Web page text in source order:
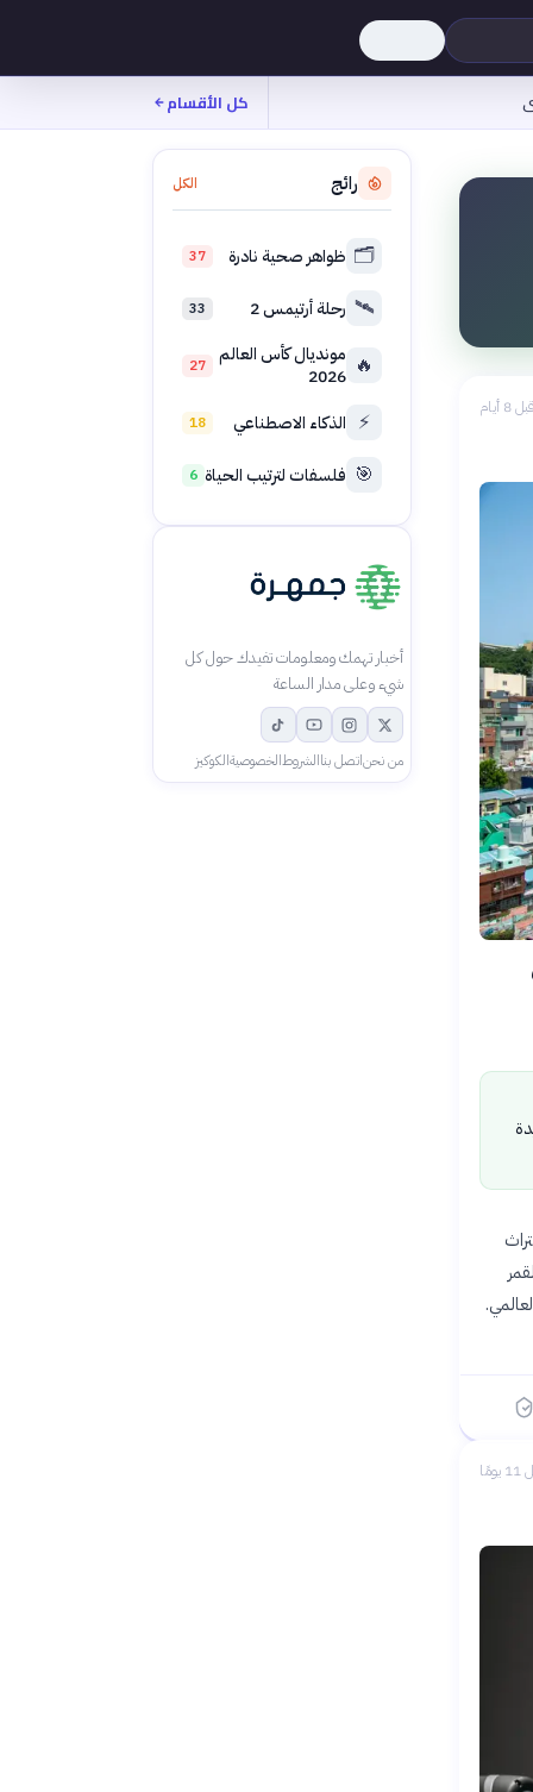
كل الأقسام
قبل 8 أيام
رائج الكل
🗂️ ظواهر صحية نادرة 37
🛰️ رحلة أرتيمس 2 33
🔥 مونديال كأس العالم
2026
27
⚡ الذكاء الاصطناعي 18
🎯 فلسفات لترتيب الحياة 6
أخبار تهمك ومعلومات تفيدك حول كل
شيء وعلى مدار الساعة
من نحناتصل بناالشروطالخصوصيةالكوكيز